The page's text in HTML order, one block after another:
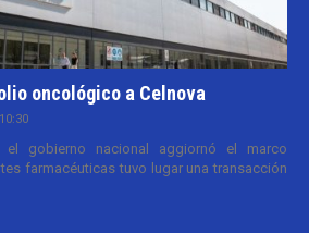
oncológico a Celnova
gobierno nacional aggiornó el marco
farmacéuticas tuvo lugar una transacción